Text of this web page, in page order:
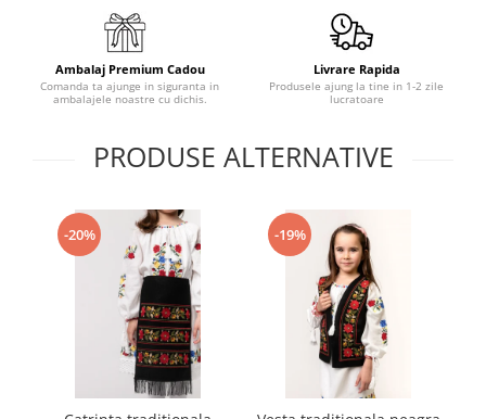
Ambalaj Premium Cadou
Comanda ta ajunge in siguranta in
ambalajele noastre cu dichis.
Livrare Rapida
Produsele ajung la tine in 1-2 zile
lucratoare
PRODUSE ALTERNATIVE
-20% -19%